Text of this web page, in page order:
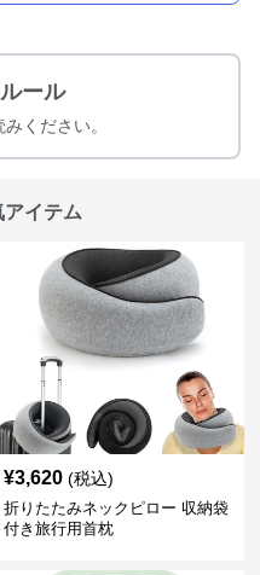
ール
ください。
イテム
¥3,620 (税込)
折りたたみネックピロー 収納袋
付き旅行用首枕